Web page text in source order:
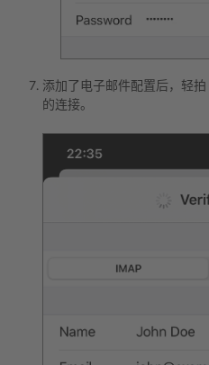
添加了电子邮件配置后，轻拍
的连接。